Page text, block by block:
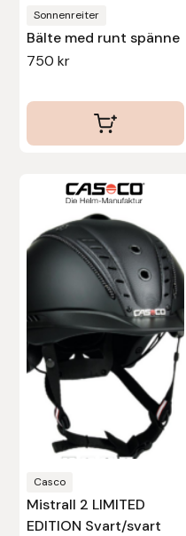
Sonnenreiter
Bälte med runt spänne
750kr
produktsidan
Casco
Mistrall 2 LIMITED
EDITION Svart/svart
produkten
varianter.
olika
alternativen
väljas
produktsidan
Uhip
Werkman Hoofcare
Willab
Wintec